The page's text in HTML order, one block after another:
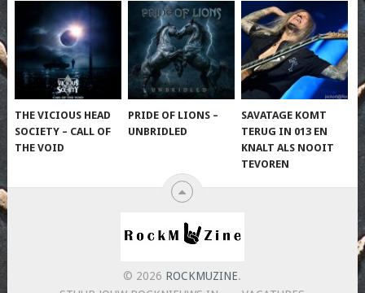
THE VICIOUS HEAD
SOCIETY – CALL OF
THE VOID
PRIDE OF LIONS –
UNBRIDLED
SAVATAGE KOMT
TERUG IN 013 EN
KNALT ALS NOOIT
TEVOREN
© 2026 ROCKMUZINE.